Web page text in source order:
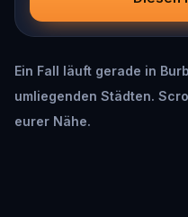
Ein Fall läuft gerade in
umliegenden Städten.
eurer Nähe.